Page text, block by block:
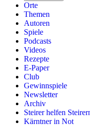
Orte
Themen
Autoren
Spiele
Podcasts
Videos
Rezepte
E-Paper
Club
Gewinnspiele
Newsletter
Archiv
Steirer helfen
Kärntner in Not